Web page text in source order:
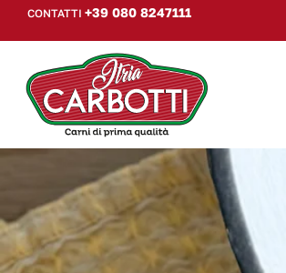
CONTATTI +39 080 8247111